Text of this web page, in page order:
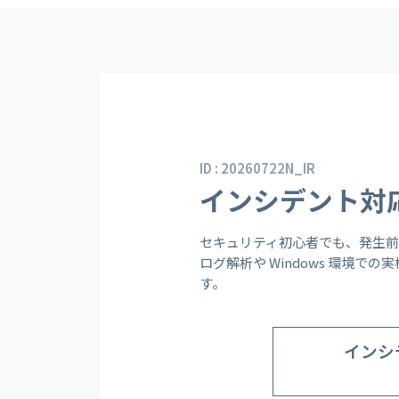
ID : 20260722N_IR
インシデント対
セキュリティ初心者でも、発生
ログ解析や Windows 環境での
す。
イン